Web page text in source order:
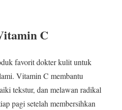
C
favorit dokter kulit untuk
Vitamin C membantu
tekstur, dan melawan radikal
pagi setelah membersihkan